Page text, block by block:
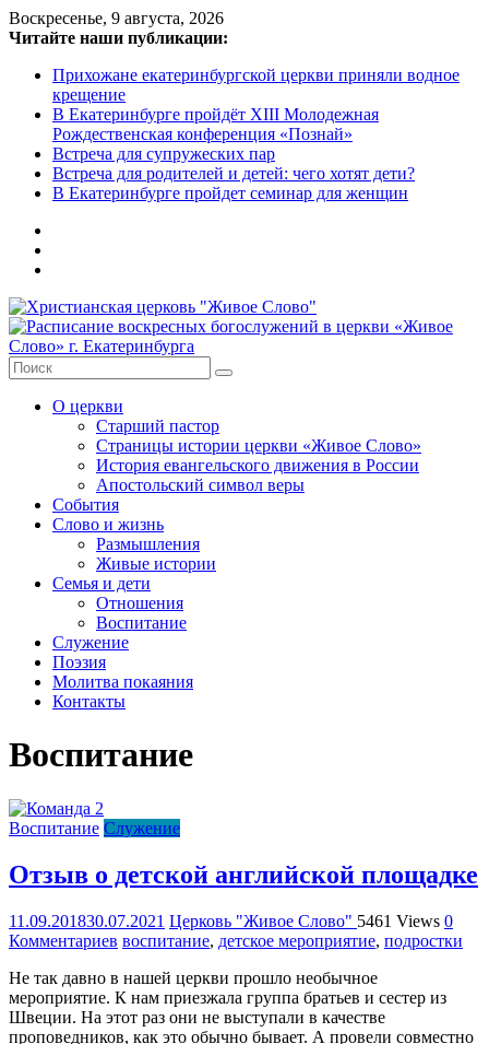
Skip
to
Воскресенье, 9 августа, 2026
Читайте наши публикации:
Прихожане екатеринбургской церкви приняли водное
крещение
В Екатеринбурге пройдёт XIII Молодежная
Рождественская конференция «Познай»
Встреча для супружеских пар
Встреча для родителей и детей: чего хотят дети?
В Екатеринбурге пройдет семинар для женщин
Христианская
церковь
"Живое
Слово"
религиозная
организация
Библейская
веры
евангельской
Слово"
Екатеринбурга
О церкви
Старший пастор
Страницы истории церкви «Живое Слово»
История евангельского движения в России
Апостольский символ веры
События
Слово и жизнь
Размышления
Живые истории
Семья и дети
Отношения
Воспитание
Служение
Поэзия
Молитва покаяния
Контакты
Воспитание
Воспитание Служение
Отзыв о детской английской площадке
11.09.201830.07.2021 Церковь "Живое Слово" 5461 Views 0
Комментариев воспитание, детское мероприятие, подростки
Не так давно в нашей церкви прошло необычное
мероприятие. К нам приезжала группа братьев и сестер из
Швеции. На этот раз они не выступали в качестве
проповедников, как это обычно бывает. А провели совместно